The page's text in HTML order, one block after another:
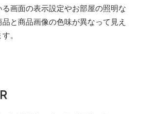
画面の表示設定やお部屋の照明な
と商品画像の色味が異なって見え
。